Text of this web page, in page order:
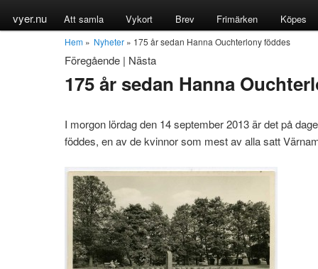
vyer.nu Att samla Vykort Brev Frimärken Köpes
Hem » Nyheter » 175 år sedan Hanna Ouchterlony föddes
Föregående | Nästa
175 år sedan Hanna
I morgon lördag den 14 september 2013 är det på
föddes, en av de kvinnor som mest av alla satt